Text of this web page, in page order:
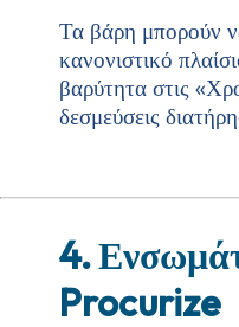
Τα βάρη μπορούν
κανονιστικό
βαρύτητα στις
δεσμεύσεις
4.
Procurize